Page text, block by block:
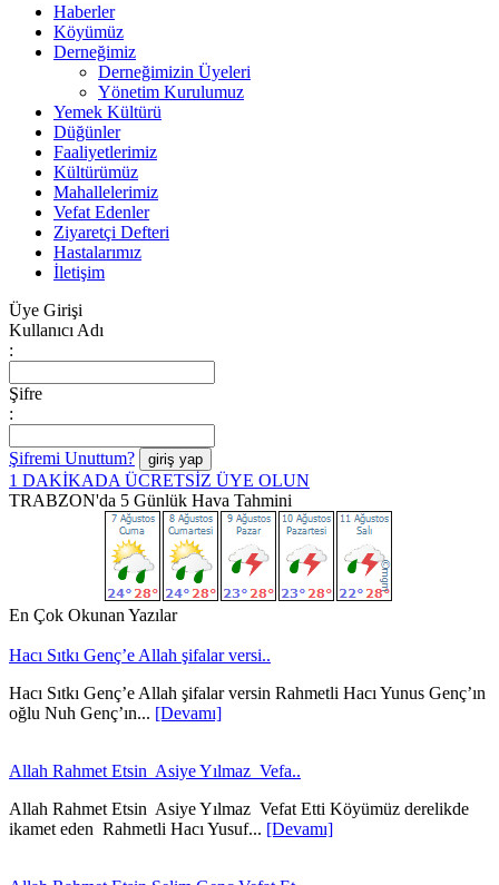
Haberler
Köyümüz
Derneğimiz
Derneğimizin Üyeleri
Yönetim Kurulumuz
Yemek Kültürü
Düğünler
Faaliyetlerimiz
Kültürümüz
Mahallelerimiz
Vefat Edenler
Ziyaretçi Defteri
Hastalarımız
İletişim
Üye Girişi
Kullanıcı Adı
:
Şifre
:
Şifremi Unuttum?
1 DAKİKADA ÜCRETSİZ ÜYE OLUN
TRABZON'da 5 Günlük Hava Tahmini
En Çok Okunan Yazılar
Hacı Sıtkı Genç’e Allah şifalar versi..
Hacı Sıtkı Genç’e Allah şifalar versin Rahmetli Hacı Yunus Genç’ın
oğlu Nuh Genç’ın... [Devamı]
Allah Rahmet Etsin Asiye Yılmaz Vefa..
Allah Rahmet Etsin Asiye Yılmaz Vefat Etti Köyümüz derelikde
ikamet eden Rahmetli Hacı Yusuf... [Devamı]